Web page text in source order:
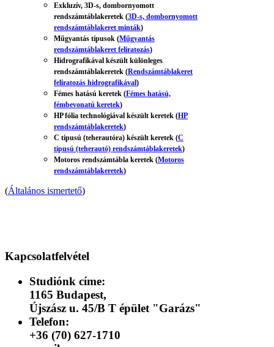
Exkluzív, 3D-s, dombornyomott
rendszámtáblakeretek (3D-s, dombornyomott
rendszámtáblakeret minták)
Műgyantás típusok (Műgyantás
rendszámtáblakeret feliratozás)
Hidrografikával készült különleges
rendszámtáblakeretek (Rendszámtáblakeret
feliratozás hidrografikával)
Fémes hatású keretek (Fémes hatású,
fémbevonatú keretek)
HP fólia technológiával készült keretek (HP
rendszámtáblakeretek)
C tipusú (teherautóra) készült keretek (C
tipusú (teherautó) rendszámtáblakeretek)
Motoros rendszámtábla keretek (Motoros
rendszámtáblakeretek)
(Általános ismertető)
Kapcsolatfelvétel
Studiónk címe:
1165 Budapest,
Újszász u. 45/B T épület "Garázs"
Telefon:
+36 (70) 627-1710